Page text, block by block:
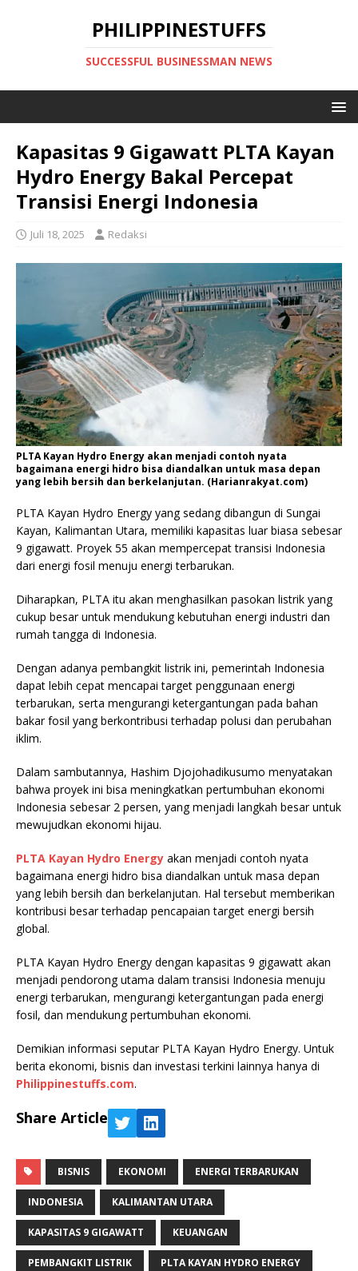
PHILIPPINESTUFFS
SUCCESSFUL BUSINESSMAN NEWS
Kapasitas 9 Gigawatt PLTA Kayan
Hydro Energy Bakal Percepat
Transisi Energi Indonesia
Juli 18, 2025 Redaksi
PLTA Kayan Hydro Energy akan menjadi contoh nyata
bagaimana energi hidro bisa diandalkan untuk masa depan
yang lebih bersih dan berkelanjutan. (Harianrakyat.com)
PLTA Kayan Hydro Energy yang sedang dibangun di Sungai
Kayan, Kalimantan Utara, memiliki kapasitas luar biasa sebesar
9 gigawatt. Proyek 55 akan mempercepat transisi Indonesia
dari energi fosil menuju energi terbarukan.
Diharapkan, PLTA itu akan menghasilkan pasokan listrik yang
cukup besar untuk mendukung kebutuhan energi industri dan
rumah tangga di Indonesia.
Dengan adanya pembangkit listrik ini, pemerintah Indonesia
dapat lebih cepat mencapai target penggunaan energi
terbarukan, serta mengurangi ketergantungan pada bahan
bakar fosil yang berkontribusi terhadap polusi dan perubahan
iklim.
Dalam sambutannya, Hashim Djojohadikusumo menyatakan
bahwa proyek ini bisa meningkatkan pertumbuhan ekonomi
Indonesia sebesar 2 persen, yang menjadi langkah besar untuk
mewujudkan ekonomi hijau.
PLTA Kayan Hydro Energy akan menjadi contoh nyata
bagaimana energi hidro bisa diandalkan untuk masa depan
yang lebih bersih dan berkelanjutan. Hal tersebut memberikan
kontribusi besar terhadap pencapaian target energi bersih
global.
PLTA Kayan Hydro Energy dengan kapasitas 9 gigawatt akan
menjadi pendorong utama dalam transisi Indonesia menuju
energi terbarukan, mengurangi ketergantungan pada energi
fosil, dan mendukung pertumbuhan ekonomi.
Demikian informasi seputar PLTA Kayan Hydro Energy. Untuk
berita ekonomi, bisnis dan investasi terkini lainnya hanya di
Philippinestuffs.com.
Share Article
BISNIS EKONOMI ENERGI TERBARUKAN
INDONESIA KALIMANTAN UTARA
KAPASITAS 9 GIGAWATT KEUANGAN
PEMBANGKIT LISTRIK PLTA KAYAN HYDRO ENERGY